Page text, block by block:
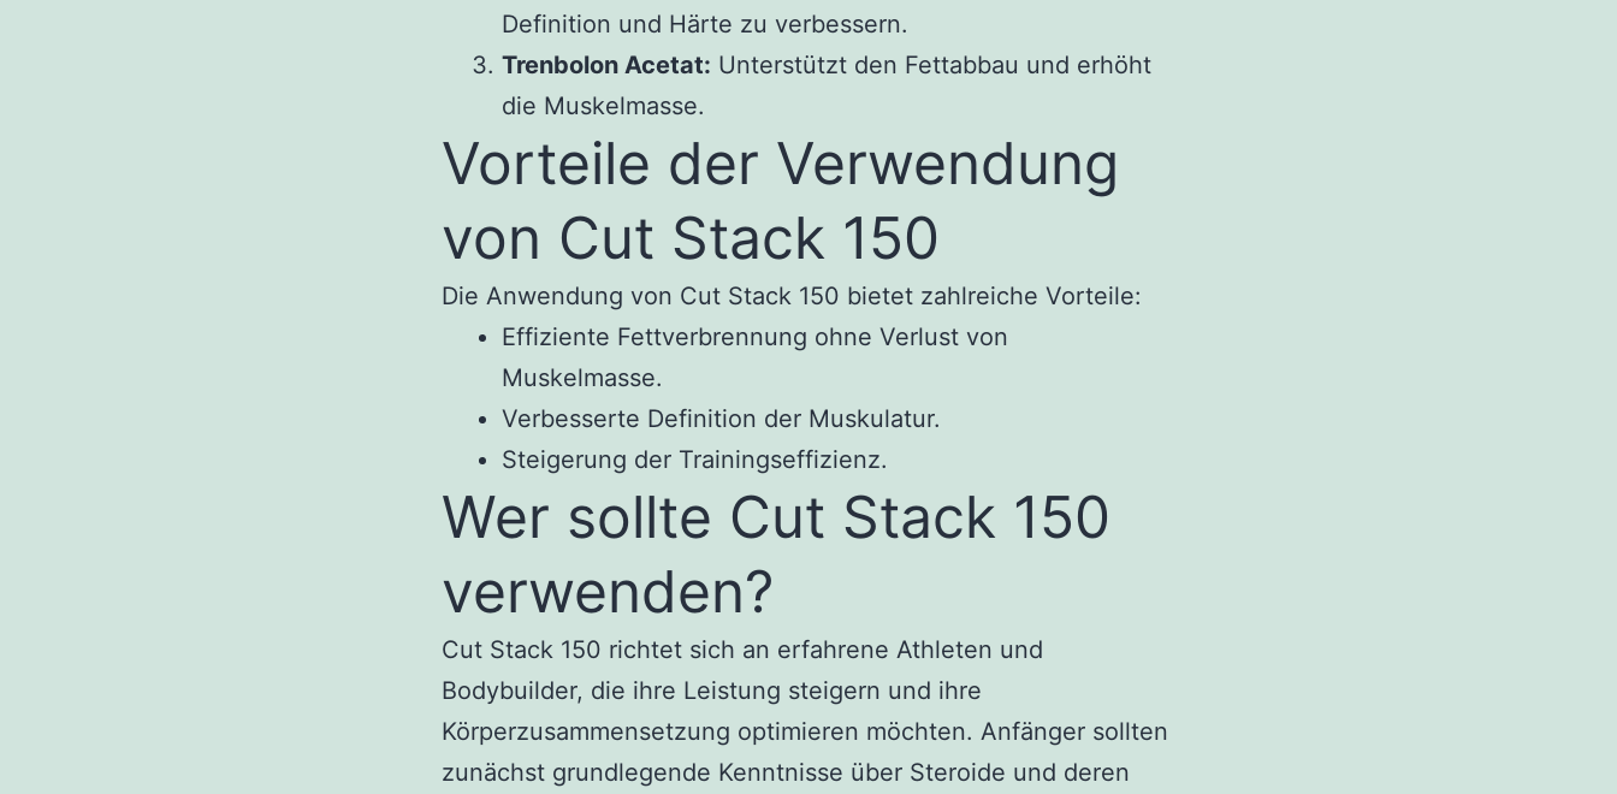
Definition und Härte zu verbessern.
Trenbolon Acetat: Unterstützt den Fettabbau und erhöht
die Muskelmasse.
Vorteile der Verwendung
von Cut Stack 150
Die Anwendung von Cut Stack 150 bietet zahlreiche Vorteile:
Effiziente Fettverbrennung ohne Verlust von
Muskelmasse.
Verbesserte Definition der Muskulatur.
Steigerung der Trainingseffizienz.
Wer sollte Cut Stack 150
verwenden?
Cut Stack 150 richtet sich an erfahrene Athleten und
Bodybuilder, die ihre Leistung steigern und ihre
Körperzusammensetzung optimieren möchten. Anfänger sollten
zunächst grundlegende Kenntnisse über Steroide und deren